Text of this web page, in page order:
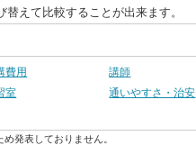
えて比較することが出来ます。
費用
講師
室
通いやすさ・治安
発表しておりません。